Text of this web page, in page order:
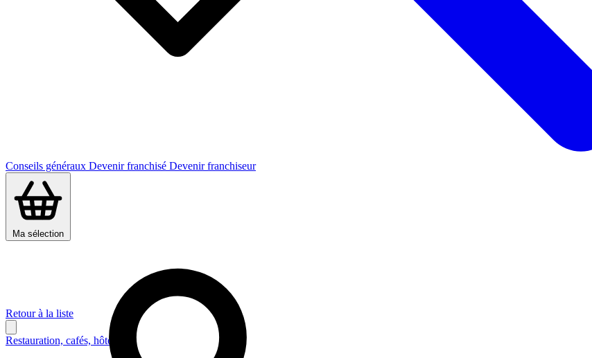
Conseils généraux Devenir franchisé Devenir franchiseur
Ma sélection
Retour à la liste
Restauration, cafés, hôtellerie